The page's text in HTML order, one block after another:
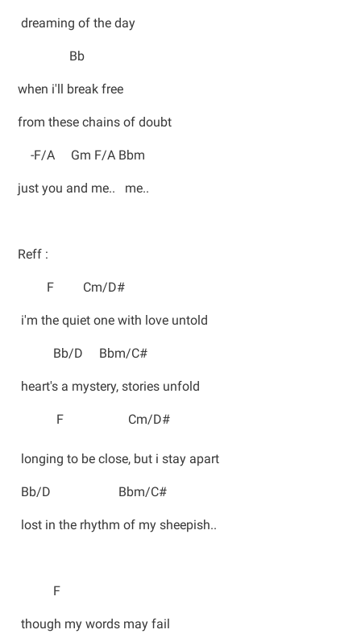
dreaming of the day
Bb
when i'll break free
from these chains of doubt
-F/A Gm F/A Bbm
just you and me.. me..
Reff :
F Cm/D#
i'm the quiet one with love untold
Bb/D Bbm/C#
heart's a mystery, stories unfold
F Cm/D#
longing to be close, but i stay apart
Bb/D Bbm/C#
lost in the rhythm of my sheepish..
F
though my words may fail